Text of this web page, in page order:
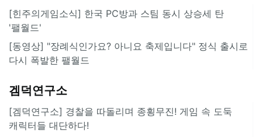
[힌주의게임소식] 한국 PC방과 스팀 동시 상승세 탄
'팰월드'
[동영상] "장례식인가요? 아니요 축제입니다" 정식 출시로
다시 폭발한 팰월드
겜덕연구소
[겜덕연구소] 경찰을 따돌리며 종횡무진! 게임 속 도둑
캐릭터들 대단하다!